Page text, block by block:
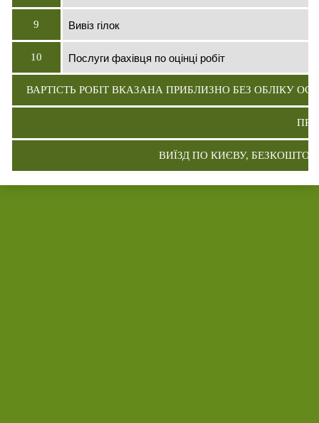
9 Вивіз гілок
10 Послуги фахівця по оцінці робіт
ВАРТІСТЬ РОБІТ ВКАЗАНА ПРИБЛИЗНО БЕЗ ОБЛІКУ
ВИЇЗД ПО КИЄВУ,